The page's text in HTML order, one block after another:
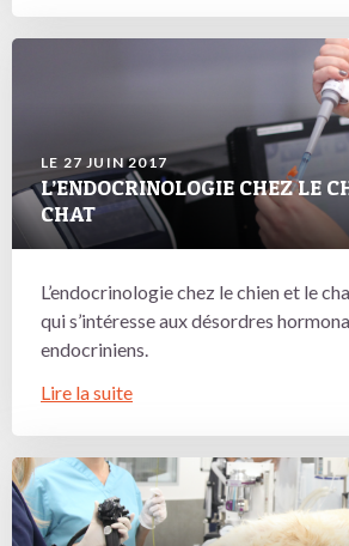
LE 27 JUIN 2017
L’ENDOCRINOLOGIE CHEZ LE
CHAT
L’endocrinologie chez le chien et le
qui s’intéresse aux désordres
endocriniens.
Lire la suite